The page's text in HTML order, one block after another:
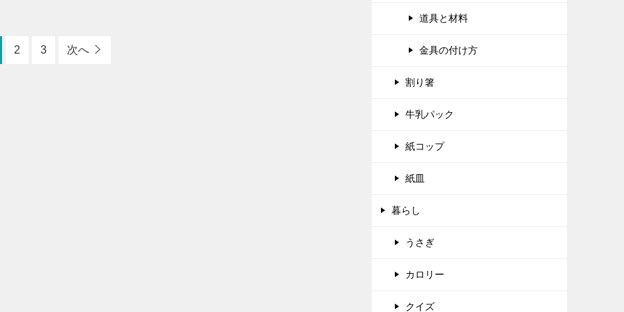
2 3 次へ
道具と材料
金具の付け方
割り箸
牛乳パック
紙コップ
紙皿
暮らし
うさぎ
カロリー
クイズ